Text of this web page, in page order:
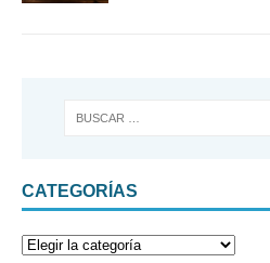
CATEGORÍAS